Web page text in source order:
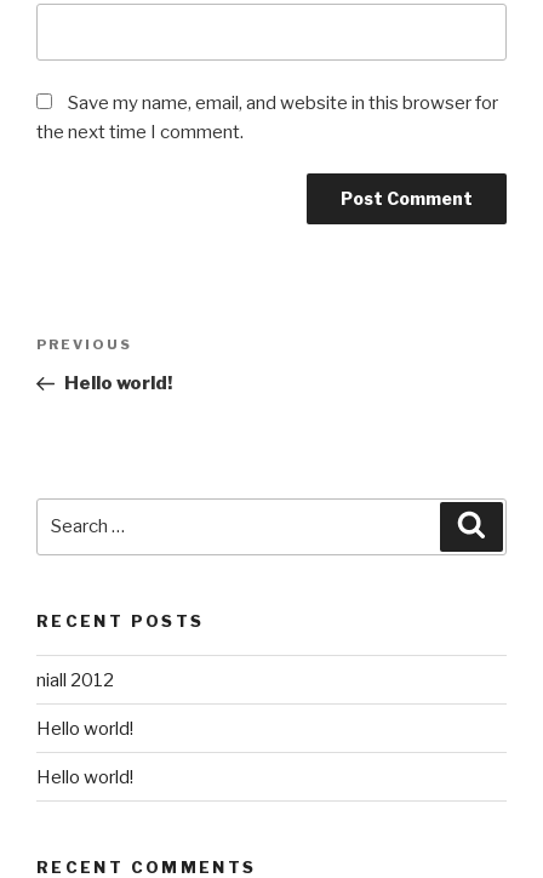
Save my name, email, and website in this browser for
the next time I comment.
Previous
Post
PREVIOUS
Hello world!
RECENT POSTS
niall 2012
Hello world!
Hello world!
RECENT COMMENTS